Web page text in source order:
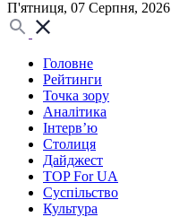
П'ятниця, 07 Серпня, 2026
Головне
Рейтинги
Точка зору
Аналітика
Інтерв’ю
Столиця
Дайджест
TOP For UA
Суспiльство
Культура